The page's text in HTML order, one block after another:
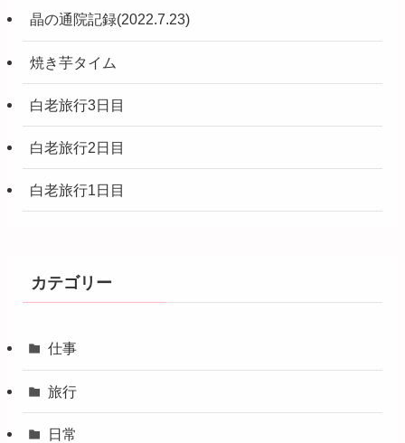
晶の通院記録(2022.7.23)
焼き芋タイム
白老旅行3日目
白老旅行2日目
白老旅行1日目
カテゴリー
仕事
旅行
日常